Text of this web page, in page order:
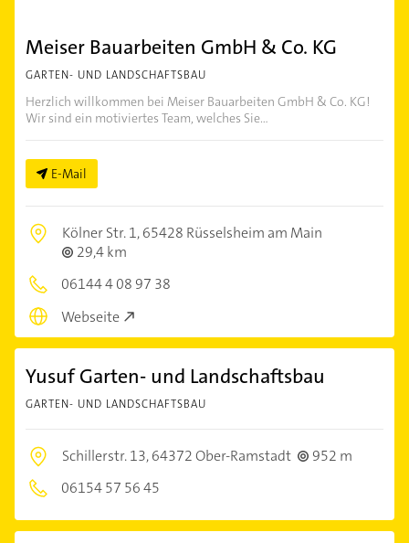
Meiser Bauarbeiten GmbH & Co. KG
GARTEN- UND LANDSCHAFTSBAU
Herzlich willkommen bei Meiser Bauarbeiten GmbH & Co. KG!
Wir sind ein motiviertes Team, welches Sie...
E-Mail
Kölner Str. 1,65428 Rüsselsheim am Main
29,4 km
06144 4 08 97 38
Webseite
Yusuf Garten- und Landschaftsbau
GARTEN- UND LANDSCHAFTSBAU
Schillerstr. 13,64372 Ober-Ramstadt
952 m
06154 57 56 45